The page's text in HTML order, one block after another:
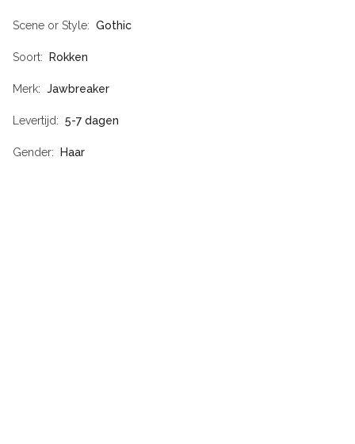
Scene or Style Gothic
Soort Rokken
Merk Jawbreaker
Levertijd 5-7 dagen
Gender Haar